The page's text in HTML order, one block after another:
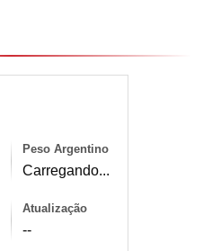
Peso Argentino
Carregando...
Atualização
--